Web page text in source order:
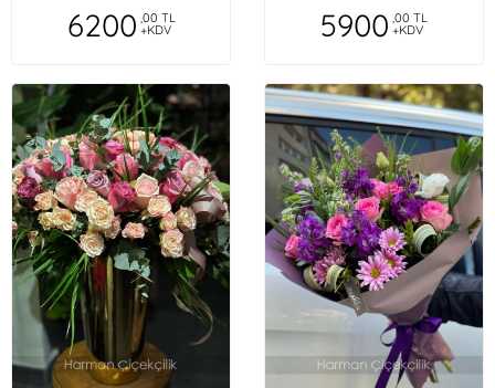
6200 ,00 TL
+KDV 5900 ,00 TL
+KDV